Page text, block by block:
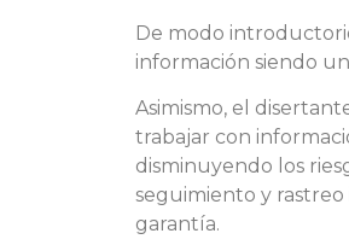
De modo
información siendo
Asimismo, el
trabajar con
disminuyendo los
seguimiento y
garantía.